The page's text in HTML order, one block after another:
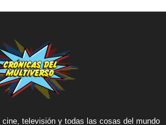
televisión y todas las cosas del mundo